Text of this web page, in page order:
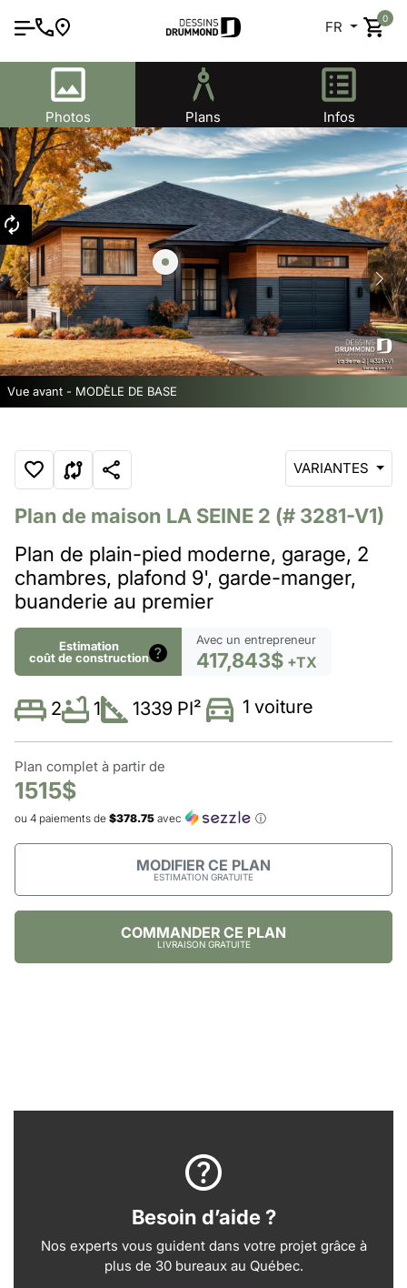
FR
0
Vue avant - MODÈLE DE BASE
Photos Plans Infos
VARIANTES
Plan de maison LA SEINE 2 (# 3281-V1)
Plan de plain-pied moderne, garage, 2
chambres, plafond 9', garde-manger,
buanderie au premier
Estimation
coût de construction
Avec un entrepreneur
417,843$ +TX
2 1 1339 PI² 1 voiture
Plan complet à partir de
1515$
ou 4 paiements de $378.75 avec ⓘ
MODIFIER CE PLAN
ESTIMATION GRATUITE
COMMANDER CE PLAN
LIVRAISON GRATUITE
Besoin d’aide ?
Nos experts vous guident dans votre projet grâce à
plus de 30 bureaux au Québec.